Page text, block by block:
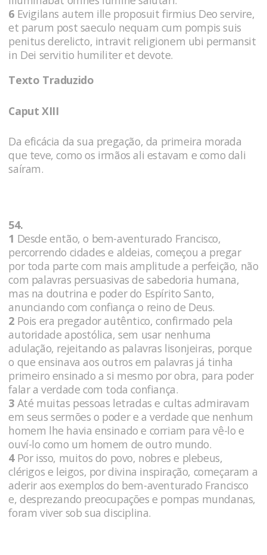
6 Evigilans autem ille proposuit firmius Deo servire,
et parum post saeculo nequam cum pompis suis
penitus derelicto, intravit religionem ubi permansit
in Dei servitio humiliter et devote.
Texto Traduzido
Caput XIII
Da eficácia da sua pregação, da primeira morada
que teve, como os irmãos ali estavam e como dali
saíram.
54.
1 Desde então, o bem-aventurado Francisco,
percorrendo cidades e aldeias, começou a pregar
por toda parte com mais amplitude a perfeição, não
com palavras persuasivas de sabedoria humana,
mas na doutrina e poder do Espírito Santo,
anunciando com confiança o reino de Deus.
2 Pois era pregador autêntico, confirmado pela
autoridade apostólica, sem usar nenhuma
adulação, rejeitando as palavras lisonjeiras, porque
o que ensinava aos outros em palavras já tinha
primeiro ensinado a si mesmo por obra, para poder
falar a verdade com toda confiança.
3 Até muitas pessoas letradas e cultas admiravam
em seus sermões o poder e a verdade que nenhum
homem lhe havia ensinado e corriam para vê-lo e
ouví-lo como um homem de outro mundo.
4Por isso, muitos do povo, nobres e plebeus,
clérigos e leigos, por divina inspiração, começaram a
aderir aos exemplos do bem-aventurado Francisco
e, desprezando preocupações e pompas mundanas,
foram viver sob sua disciplina.